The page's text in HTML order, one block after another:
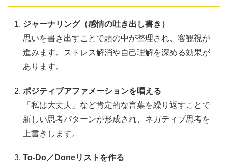
ジャーナリング（感情の吐き出し書き）
思いを書き出すことで頭の中が整理され、客観視が
進みます。ストレス解消や自己理解を深める効果が
あります。
ポジティブアファメーションを唱える
「私は大丈夫」など肯定的な言葉を繰り返すことで
新しい思考パターンが形成され、ネガティブ思考を
上書きします。
To‑Do／Doneリストを作る